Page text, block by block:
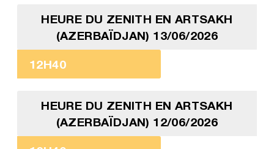
HEURE DU ZENITH EN ARTSAKH
(AZERBAÏDJAN) 13/06/2026
12H40
HEURE DU ZENITH EN ARTSAKH
(AZERBAÏDJAN) 12/06/2026